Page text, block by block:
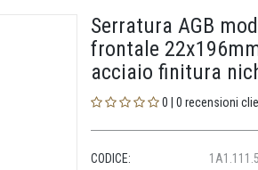
Serratura AGB
frontale
acciaio finitura
0 | 0 recensioni
CODICE: